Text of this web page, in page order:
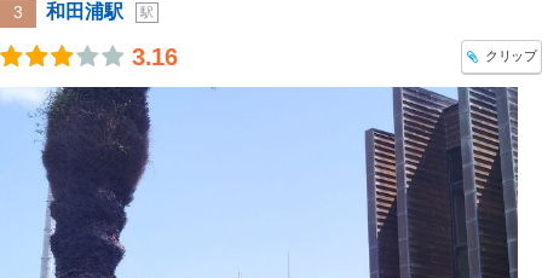
3 和田浦駅 駅
3.16 クリップ